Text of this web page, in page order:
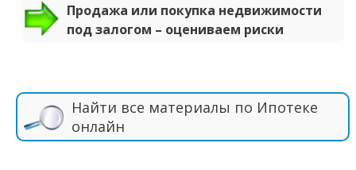
Продажа или покупка недвижимости
под залогом – оцениваем риски
Найти все материалы по Ипотеке
онлайн